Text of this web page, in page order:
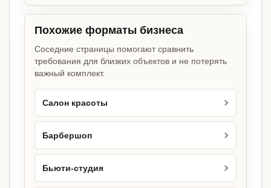
Похожие форматы бизнеса
Соседние страницы помогают сравнить
требования для близких объектов и не потерять
важный комплект.
Салон красоты
Барбершоп
Бьюти-студия